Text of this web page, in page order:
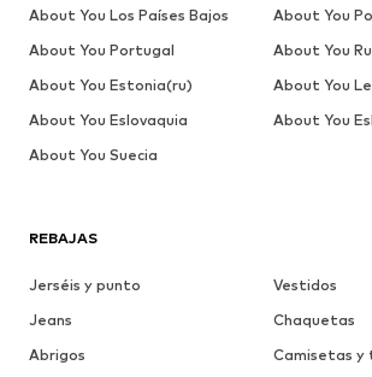
REBAJAS
Jerséis y punto
Vestidos
Jeans
Chaquetas
Abrigos
Camisetas y
About You Los Países Bajos
About You
About You Portugal
About You
About You Estonia(ru)
About You
About You Eslovaquia
About You
About You Suecia